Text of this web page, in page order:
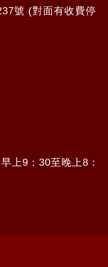
號 (對面有收費停
上9：30至晚上8：